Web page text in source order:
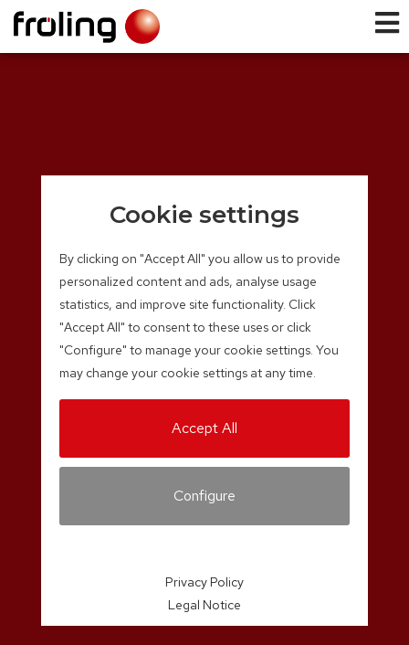
Cookie settings
By clicking on "Accept All" you allow us to provide
personalized content and ads, analyse usage
statistics, and improve site functionality. Click
"Accept All" to consent to these uses or click
"Configure" to manage your cookie settings. You
may change your cookie settings at any time.
Accept All
Configure
Privacy Policy
Legal Notice